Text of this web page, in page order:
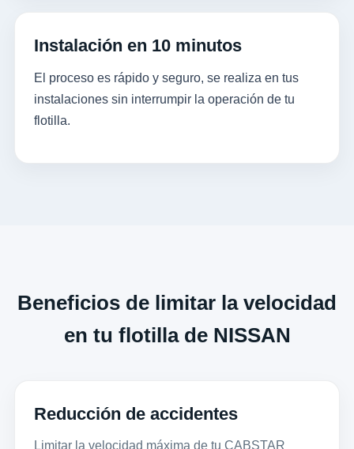
Instalación en 10 minutos
El proceso es rápido y seguro, se realiza en tus
instalaciones sin interrumpir la operación de tu
flotilla.
Beneficios de limitar la velocidad
en tu flotilla de NISSAN
Reducción de accidentes
Limitar la velocidad máxima de tu CABSTAR